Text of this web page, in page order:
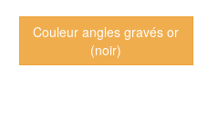
Couleur angles gravés or
(noir)